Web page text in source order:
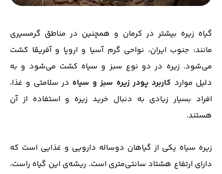
گیاه زیره بیشتر در کرمان و همچنین در مناطق گرمسیری
مانند: جنوب ایران، نواحی گرم آسیا و اروپا و آفریقا کشت
می‌شود. زیره در دو نوع سبز و سیاه کشت می‌شود و به
دلیل موارد کاربرد پودر زیره سبز و سیاه در سلامتی و غذا،
افراد بسیار زیادی به دنبال خرید زیره و استفاده از آن
هستند.
زیره سیاه یکی از گیاهان دوساله دارویی و غذایی است که
دارای ارتفاع هشتاد سانتی‌متری است. ریشه‌ی این گیاه راست،